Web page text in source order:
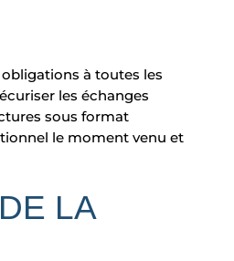
à toutes les
les échanges
sous format
le moment venu et
LA